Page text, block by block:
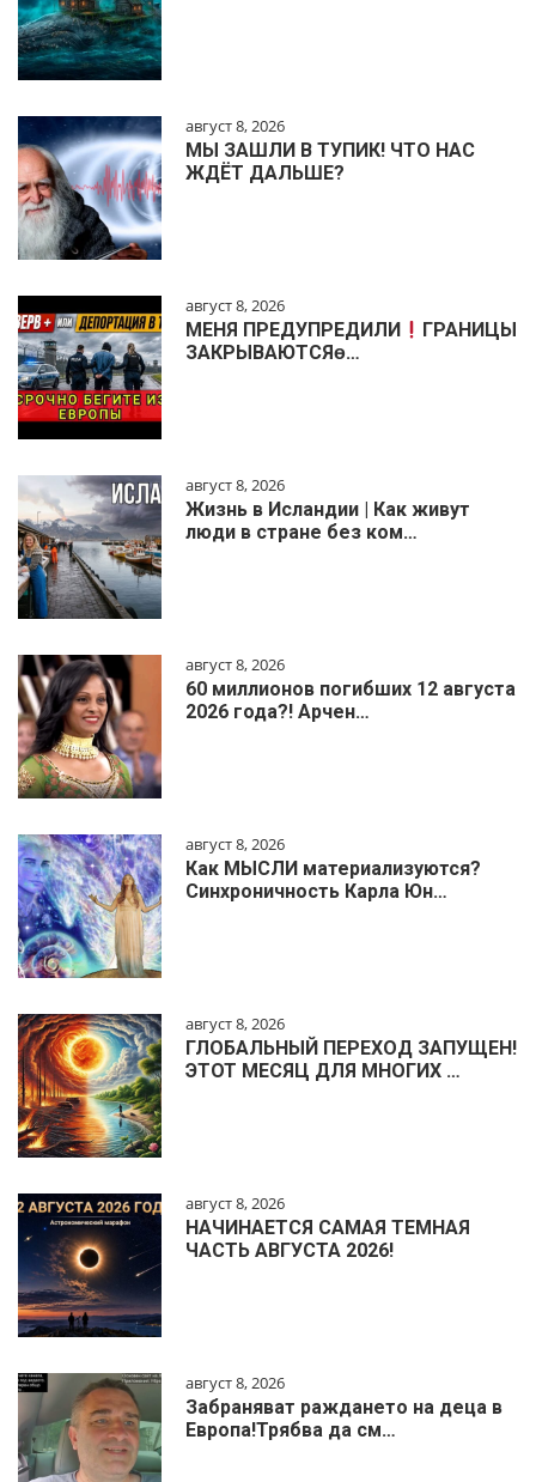
август 8, 2026
МЫ ЗАШЛИ В ТУПИК! ЧТО НАС
ЖДЁТ ДАЛЬШЕ?
август 8, 2026
МЕНЯ ПРЕДУПРЕДИЛИ
ГРАНИЦЫ
ЗАКРЫВАЮТСЯɵ…
август 8, 2026
Жизнь в Исландии | Как живут
люди в стране без ком…
август 8, 2026
60 миллионов погибших 12 августа
2026 года?! Арчен…
август 8, 2026
Как МЫСЛИ материализуются?
Синхроничность Карла Юн…
август 8, 2026
ГЛОБАЛЬНЫЙ ПЕРЕХОД ЗАПУЩЕН!
ЭТОТ МЕСЯЦ ДЛЯ МНОГИХ …
август 8, 2026
НАЧИНАЕТСЯ САМАЯ ТЕМНАЯ
ЧАСТЬ АВГУСТА 2026!
август 8, 2026
Забраняват раждането на деца в
Европа!Трябва да см…